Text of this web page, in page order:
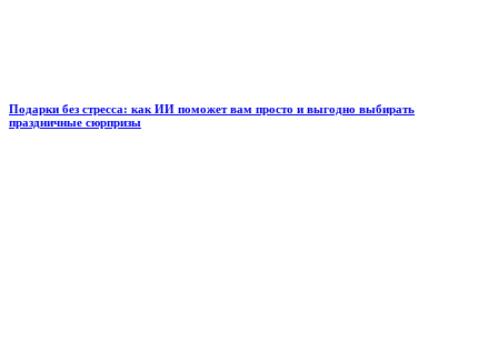
Подарки без стресса: как ИИ поможет вам просто и выгодно выбирать
праздничные сюрпризы